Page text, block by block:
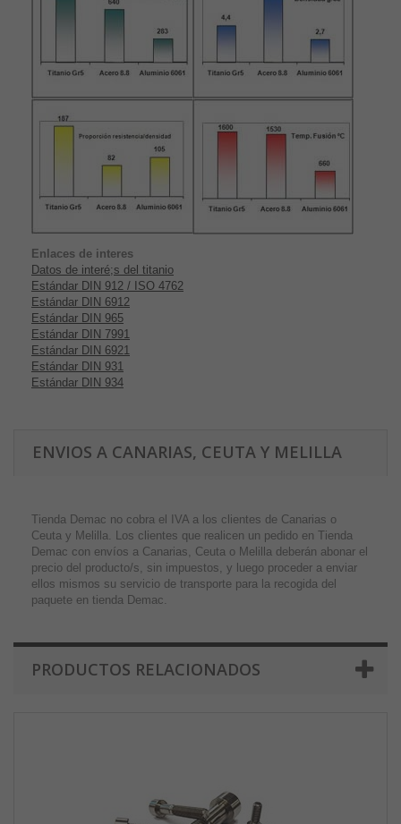
Enlaces de interes
Datos de interé;s del titanio
Estándar DIN 912 / ISO 4762
Estándar DIN 6912
Estándar DIN 965
Estándar DIN 7991
Estándar DIN 6921
Estándar DIN 931
Estándar DIN 934
ENVIOS A CANARIAS, CEUTA Y MELILLA
Tienda Demac no cobra el IVA a los clientes de Canarias o
Ceuta y Melilla. Los clientes que realicen un pedido en Tienda
Demac con envíos a Canarias, Ceuta o Melilla deberán abonar el
precio del producto/s, sin impuestos, y luego proceder a enviar
ellos mismos su servicio de transporte para la recogida del
paquete en tienda Demac.
PRODUCTOS RELACIONADOS